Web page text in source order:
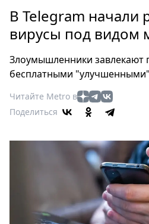
Россия
Мир
Еда
Туризм
Мода
Театр
Афиша
Книги
Выставки
Пресс-
релизы
В Telegram начали
вирусы под видом
Злоумышленники завлекают
бесплатными
Читайте Metro в
Поделиться